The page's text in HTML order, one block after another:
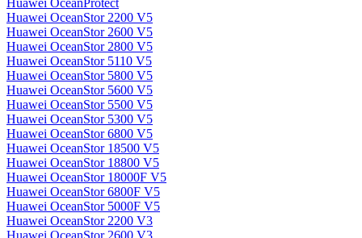
Huawei OceanProtect
Huawei OceanStor 2200 V5
Huawei OceanStor 2600 V5
Huawei OceanStor 2800 V5
Huawei OceanStor 5110 V5
Huawei OceanStor 5800 V5
Huawei OceanStor 5600 V5
Huawei OceanStor 5500 V5
Huawei OceanStor 5300 V5
Huawei OceanStor 6800 V5
Huawei OceanStor 18500 V5
Huawei OceanStor 18800 V5
Huawei OceanStor 18000F V5
Huawei OceanStor 6800F V5
Huawei OceanStor 5000F V5
Huawei OceanStor 2200 V3
Huawei OceanStor 2600 V3